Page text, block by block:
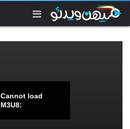
Cannot load
M3U8: